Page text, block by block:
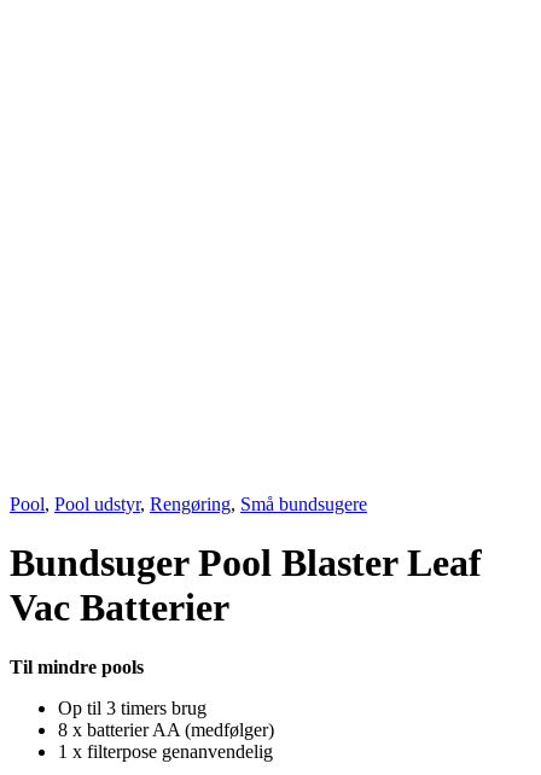
Pool, Pool udstyr, Rengøring, Små bundsugere
Bundsuger Pool Blaster Leaf
Vac Batterier
Til mindre pools
Op til 3 timers brug
8 x batterier AA (medfølger)
1 x filterpose genanvendelig